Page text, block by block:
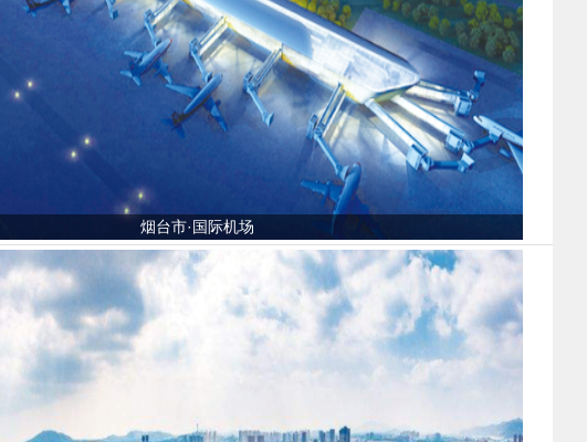
烟台市·国际机场